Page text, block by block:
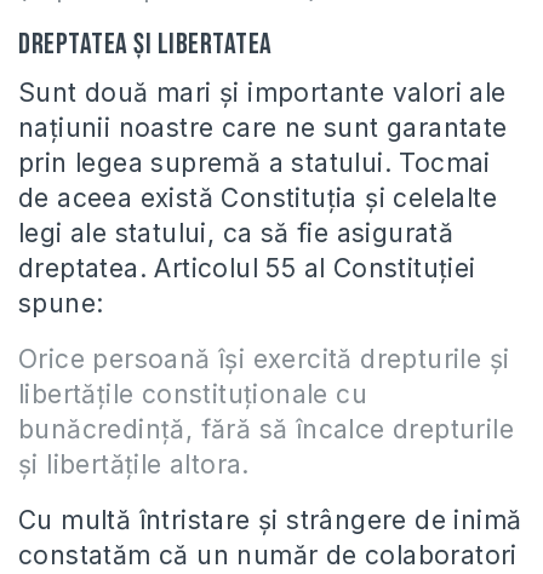
Dreptatea şi Libertatea
Sunt două mari şi importante valori ale
naţiunii noastre care ne sunt garantate
prin legea supremă a statului. Tocmai
de aceea există Constituţia şi celelalte
legi ale statului, ca să fie asigurată
dreptatea. Articolul 55 al Constituţiei
spune:
Orice persoană îşi exercită drepturile şi
libertăţile constituţionale cu
bunăcredinţă, fără să încalce drepturile
şi libertăţile altora.
Cu multă întristare şi strângere de inimă
constatăm că un număr de colaboratori